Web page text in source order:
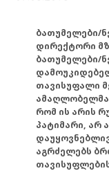
ბათუმელები/
დირექტორი
ბათუმელები/
თავისუფალი
ამაღლობელმა
რომ ის არის
პატიმარი, არ
აგრძელებს